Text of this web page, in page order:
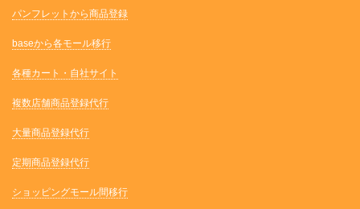
パンフレットから商品登録
baseから各モール移行
各種カート・自社サイト
複数店舗商品登録代行
大量商品登録代行
定期商品登録代行
ショッピングモール間移行